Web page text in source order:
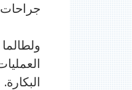
جراحات
البكارة.